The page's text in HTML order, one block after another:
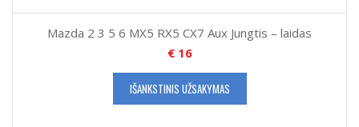
Mazda 2 3 5 6 MX5 RX5 CX7 Aux Jungtis – laidas
€16
IŠANKSTINIS UŽSAKYMAS